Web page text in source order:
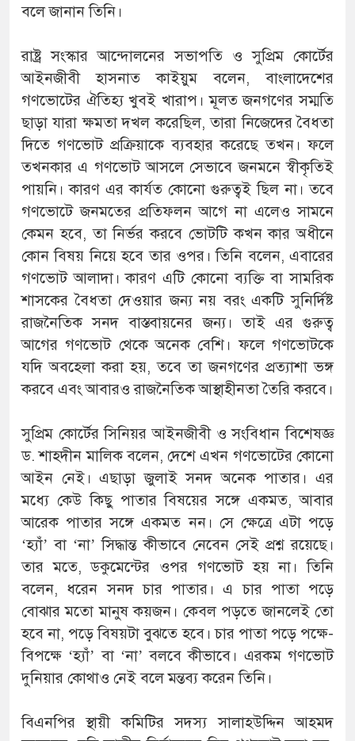
বলে জানান তিনি।
রাষ্ট্র সংস্কার আন্দোলনের সভাপতি ও সুপ্রিম কোর্টের
আইনজীবী হাসনাত কাইয়ুম বলেন, বাংলাদেশের
গণভোটের ঐতিহ্য খুবই খারাপ। মূলত জনগণের সম্মতি
ছাড়া যারা ক্ষমতা দখল করেছিল, তারা নিজেদের বৈধতা
দিতে গণভোট প্রক্রিয়াকে ব্যবহার করেছে তখন। ফলে
তখনকার এ গণভোট আসলে সেভাবে জনমনে স্বীকৃতিই
পায়নি। কারণ এর কার্যত কোনো গুরুত্বই ছিল না। তবে
গণভোটে জনমতের প্রতিফলন আগে না এলেও সামনে
কেমন হবে, তা নির্ভর করবে ভোটটি কখন কার অধীনে
কোন বিষয় নিয়ে হবে তার ওপর। তিনি বলেন, এবারের
গণভোট আলাদা। কারণ এটি কোনো ব্যক্তি বা সামরিক
শাসকের বৈধতা দেওয়ার জন্য নয় বরং একটি সুনির্দিষ্ট
রাজনৈতিক সনদ বাস্তবায়নের জন্য। তাই এর গুরুত্ব
আগের গণভোট থেকে অনেক বেশি। ফলে গণভোটকে
যদি অবহেলা করা হয়, তবে তা জনগণের প্রত্যাশা ভঙ্গ
করবে এবং আবারও রাজনৈতিক আস্থাহীনতা তৈরি করবে।
সুপ্রিম কোর্টের সিনিয়র আইনজীবী ও সংবিধান বিশেষজ্ঞ
ড. শাহদীন মালিক বলেন, দেশে এখন গণভোটের কোনো
আইন নেই। এছাড়া জুলাই সনদ অনেক পাতার। এর
মধ্যে কেউ কিছু পাতার বিষয়ের সঙ্গে একমত, আবার
আরেক পাতার সঙ্গে একমত নন। সে ক্ষেত্রে এটা পড়ে
‘হ্যাঁ’ বা ‘না’ সিদ্ধান্ত কীভাবে নেবেন সেই প্রশ্ন রয়েছে।
তার মতে, ডকুমেন্টের ওপর গণভোট হয় না। তিনি
বলেন, ধরেন সনদ চার পাতার। এ চার পাতা পড়ে
বোঝার মতো মানুষ কয়জন। কেবল পড়তে জানলেই তো
হবে না, পড়ে বিষয়টা বুঝতে হবে। চার পাতা পড়ে পক্ষে-
বিপক্ষে ‘হ্যাঁ’ বা ‘না’ বলবে কীভাবে। এরকম গণভোট
দুনিয়ার কোথাও নেই বলে মন্তব্য করেন তিনি।
বিএনপির স্থায়ী কমিটির সদস্য সালাহউদ্দিন আহমদ